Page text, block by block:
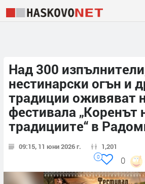
Над 300
нестинарски огън и
традиции оживяват
фестивала „Коренът
традициите“ в
09:15, 11 юни 2026 г. 1,201
0
0